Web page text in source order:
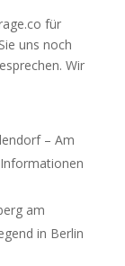
für
uns noch
Wir
– Am
am
in Berlin